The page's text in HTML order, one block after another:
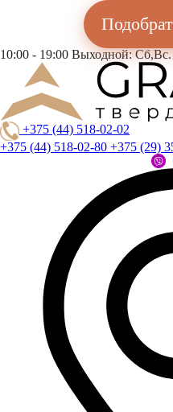
10:00 - 19:00 Выходной: Сб,Вс.
+375 (44) 518-02-02
+375 (44) 518-02-80 +375 (29)